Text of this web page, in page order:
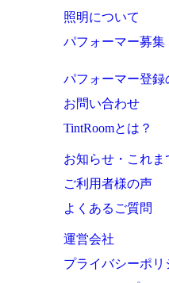
照明について
パフォーマー募集
パフォーマー登
お問い合わせ
TintRoomとは？
お知らせ・これま
ご利用者様の声
よくあるご質問
運営会社
プライバシーポリ